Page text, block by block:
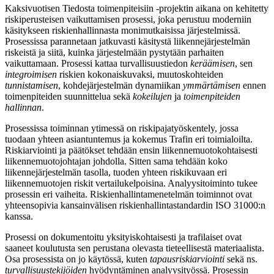
Kaksivuotisen Tiedosta toimenpiteisiin -projektin aikana on kehitetty
riskiperusteisen vaikuttamisen prosessi, joka perustuu moderniin
käsitykseen riskienhallinnasta monimutkaisissa järjestelmissä.
Prosessissa parannetaan jatkuvasti käsitystä liikennejärjestelmän
riskeistä ja siitä, kuinka järjestelmään pystytään parhaiten
vaikuttamaan. Prosessi kattaa turvallisuustiedon keräämisen, sen
integroimisen riskien kokonaiskuvaksi, muutoskohteiden
tunnistamisen, kohdejärjestelmän dynamiikan ymmärtämisen ennen
toimenpiteiden suunnittelua sekä kokeilujen ja toimenpiteiden
hallinnan.
Prosessissa toiminnan ytimessä on riskipajatyöskentely, jossa
tuodaan yhteen asiantuntemus ja kokemus Trafin eri toimialoilta.
Riskiarviointi ja päätökset tehdään ensin liikennemuotokohtaisesti
liikennemuotojohtajan johdolla. Sitten sama tehdään koko
liikennejärjestelmän tasolla, tuoden yhteen riskikuvaan eri
liikennemuotojen riskit vertailukelpoisina. Analyysitoiminto tukee
prosessin eri vaiheita. Riskienhallintamenetelmän toiminnot ovat
yhteensopivia kansainvälisen riskienhallintastandardin ISO 31000:n
kanssa.
Prosessi on dokumentoitu yksityiskohtaisesti ja trafilaiset ovat
saaneet koulutusta sen perustana olevasta tieteellisestä materiaalista.
Osa prosessista on jo käytössä, kuten tapausriskiarviointi sekä ns.
turvallisuustekijöiden hyödyntäminen analyysityössä. Prosessin